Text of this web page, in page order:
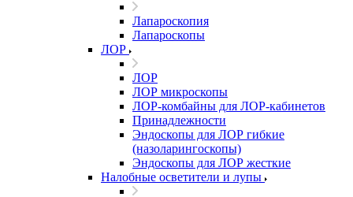
Лапароскопия
Лапароскопы
ЛОР
ЛОР
ЛОР микроскопы
ЛОР-комбайны для ЛОР-кабинетов
Принадлежности
Эндоскопы для ЛОР гибкие
(назоларингоскопы)
Эндоскопы для ЛОР жесткие
Налобные осветители и лупы